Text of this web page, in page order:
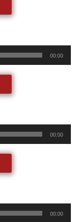
00:00
00:00
00:00